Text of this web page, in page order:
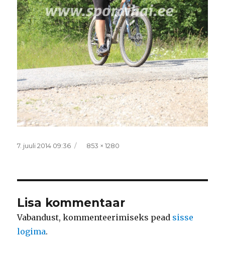
Postitatud
7. juuli 2014 09:36 Täissuurus
853 × 1280
Lisa kommentaar
Vabandust, kommenteerimiseks pead sisse
logima.